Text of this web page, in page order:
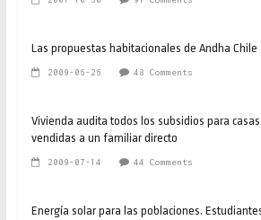
Las propuestas habitacionales de Andha Chile
2009-06-26 48 Comments
Vivienda audita todos los subsidios para
vendidas a un familiar directo
2009-07-14 44 Comments
Energía solar para las poblaciones.